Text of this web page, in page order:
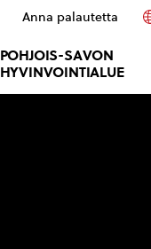
POHJOIS-SAVON
HYVINVOINTIALUE
Anna palautetta